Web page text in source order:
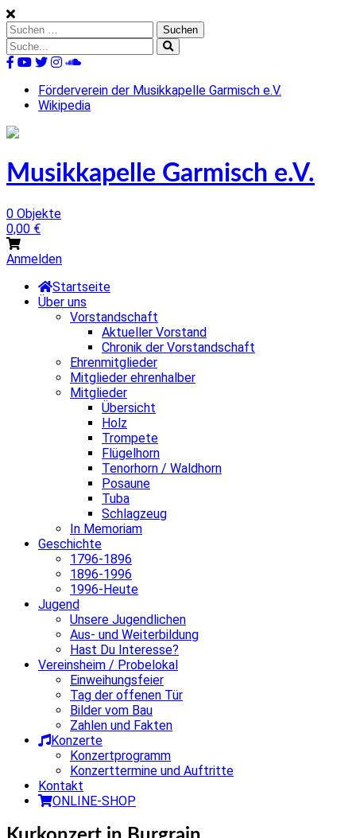
Skip
to
content
Suchen
nach:
Suche
nach:
Förderverein der Musikkapelle Garmisch e.V.
Wikipedia
Musikkapelle Garmisch e.V.
0 Objekte
0,00 €
Anmelden
Startseite
Über uns
Vorstandschaft
Aktueller Vorstand
Chronik der Vorstandschaft
Ehrenmitglieder
Mitglieder ehrenhalber
Mitglieder
Übersicht
Holz
Trompete
Flügelhorn
Tenorhorn / Waldhorn
Posaune
Tuba
Schlagzeug
In Memoriam
Geschichte
1796-1896
1896-1996
1996-Heute
Jugend
Unsere Jugendlichen
Aus- und Weiterbildung
Hast Du Interesse?
Vereinsheim / Probelokal
Einweihungsfeier
Tag der offenen Tür
Bilder vom Bau
Zahlen und Fakten
Konzerte
Konzertprogramm
Konzerttermine und Auftritte
Kontakt
ONLINE-SHOP